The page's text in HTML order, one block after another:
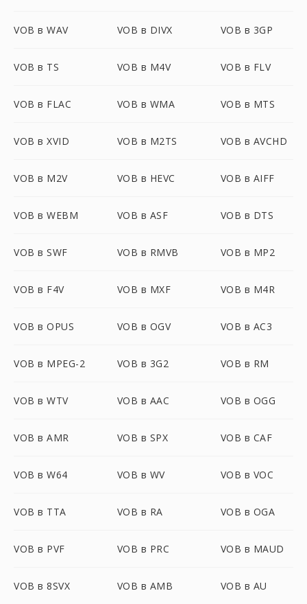
VOB в WAV VOB в DIVX VOB в 3GP
VOB в TS VOB в M4V VOB в FLV
VOB в FLAC VOB в WMA VOB в MTS
VOB в XVID VOB в M2TS VOB в AVCHD
VOB в M2V VOB в HEVC VOB в AIFF
VOB в WEBM VOB в ASF VOB в DTS
VOB в SWF VOB в RMVB VOB в MP2
VOB в F4V VOB в MXF VOB в M4R
VOB в OPUS VOB в OGV VOB в AC3
VOB в MPEG-2 VOB в 3G2 VOB в RM
VOB в WTV VOB в AAC VOB в OGG
VOB в AMR VOB в SPX VOB в CAF
VOB в W64 VOB в WV VOB в VOC
VOB в TTA VOB в RA VOB в OGA
VOB в PVF VOB в PRC VOB в MAUD
VOB в 8SVX VOB в AMB VOB в AU